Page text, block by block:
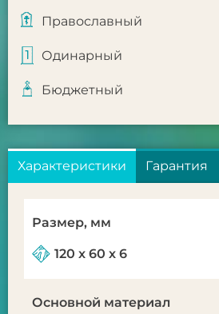
Православный
Одинарный
Бюджетный
Характеристики Гарантия
Размер, мм
120 x 60 х 6
Основной материал